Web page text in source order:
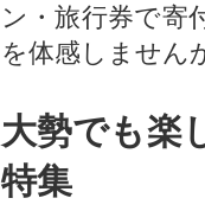
ン・旅行券で寄
を体感しません
大勢でも楽
特集